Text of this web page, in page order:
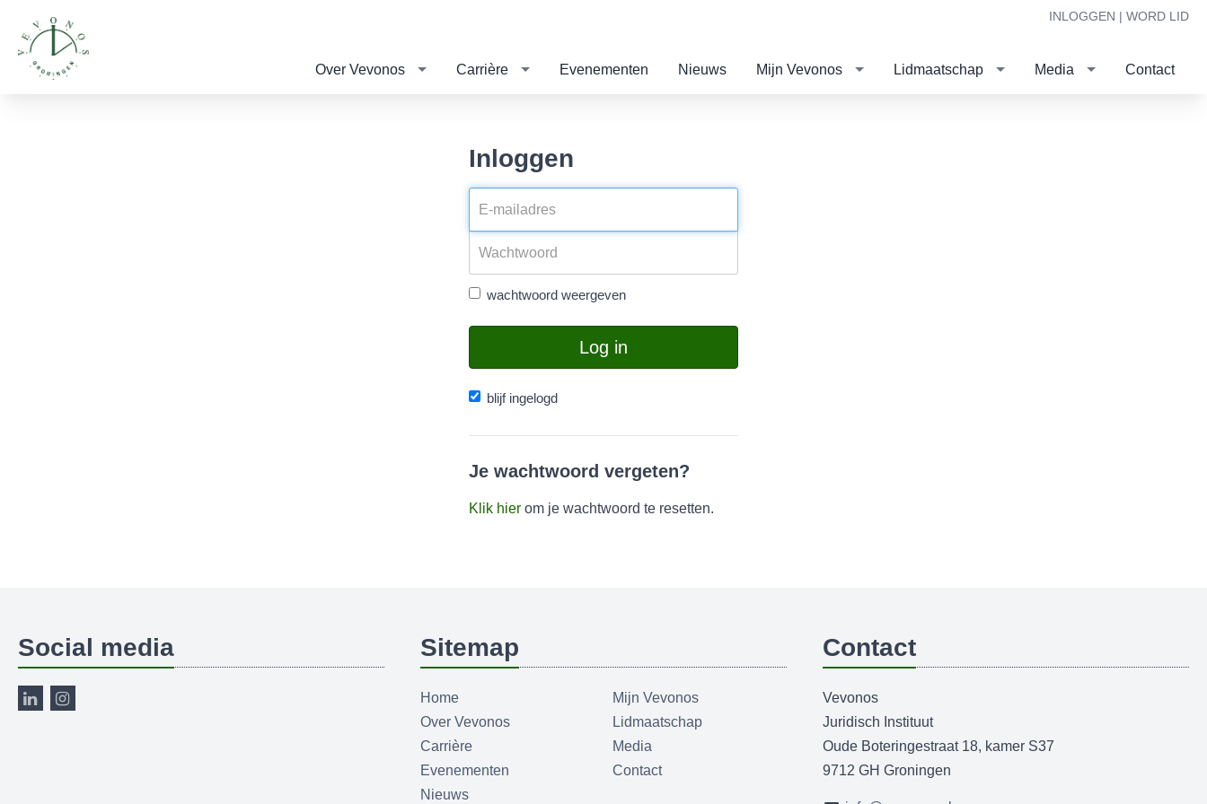
INLOGGEN | WORD LID
Over Vevonos Carrière Evenementen Nieuws Mijn Vevonos Lidmaatschap Media Contact
Inloggen
wachtwoord weergeven
Log in
blijf ingelogd
Je wachtwoord vergeten?
Klik hier om je wachtwoord te resetten.
Social media Sitemap
Home
Over Vevonos
Carrière
Evenementen
Nieuws
Mijn Vevonos
Lidmaatschap
Media
Contact
Contact
Vevonos
Juridisch Instituut
Oude Boteringestraat 18, kamer S37
9712 GH Groningen